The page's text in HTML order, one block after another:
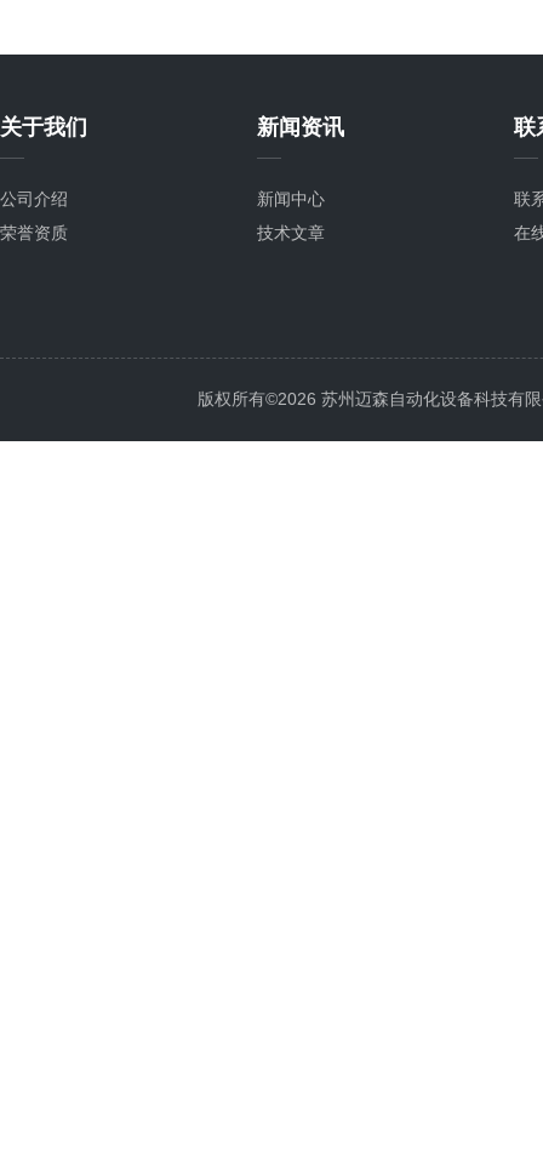
关于我们
公司介绍
荣誉资质
新闻资讯
新闻中心
技术文章
联
联
在
版权所有©2026 苏州迈森自动化设备科技有